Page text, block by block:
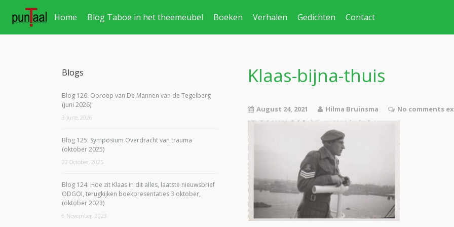
Home Blog Taboe in het theemeubel Boeken Verhalen Gedichten Contact
Klaas-bijna-thuis
August 24, 2021 Hilma Bruinsma No comments
Blogs
Blog 126: Oproep van De Mannen van de Tegelberg
(juni 2026)
3 June, 2026
Blog 125: Symposium Overdracht van trauma
(oktober 2025)
22 October, 2025
Blog 124: Hoe zit Klaas in dit alles, laatste nieuwsbrief
ODGOI, terugkijken boekpresentaties 3 oktober,
(oktober 2023)
6 November, 2023